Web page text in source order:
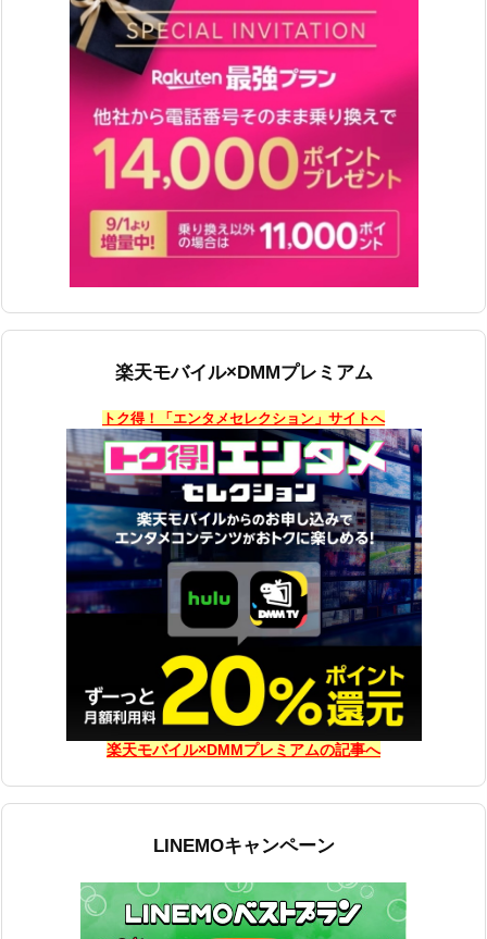
楽天モバイル×DMMプレミアム
トク得！「エンタメセレクション」サイトへ
楽天モバイル×DMMプレミアムの記事へ
LINEMOキャンペーン